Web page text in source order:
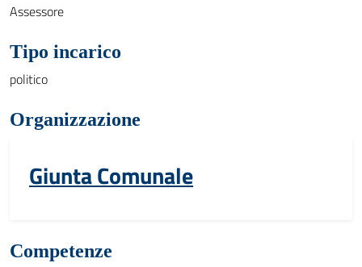
Assessore
Tipo incarico
politico
Organizzazione
Giunta Comunale
Competenze